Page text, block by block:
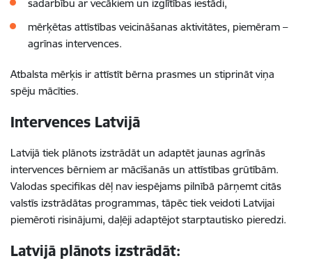
sadarbību ar vecākiem un izglītības iestādi,
mērķētas attīstības veicināšanas aktivitātes, piemēram –
agrīnas intervences.
Atbalsta mērķis ir attīstīt bērna prasmes un stiprināt viņa
spēju mācīties.
Intervences Latvijā
Latvijā tiek plānots izstrādāt un adaptēt jaunas agrīnās
intervences bērniem ar mācīšanās un attīstības grūtībām.
Valodas specifikas dēļ nav iespējams pilnībā pārņemt citās
valstīs izstrādātas programmas, tāpēc tiek veidoti Latvijai
piemēroti risinājumi, daļēji adaptējot starptautisko pieredzi.
Latvijā plānots izstrādāt: